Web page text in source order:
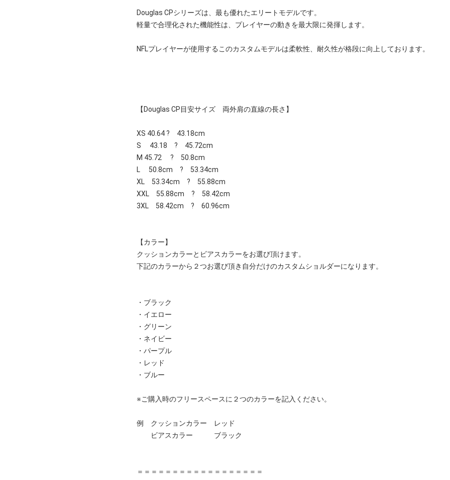
Douglas CPシリーズは、最も優れたエリートモデルです。
軽量で合理化された機能性は、プレイヤーの動きを最大限に発揮します。
NFLプレイヤーが使用するこのカスタムモデルは柔軟性、耐久性が格段に向上しております。
【Douglas CP目安サイズ 両外肩の直線の長さ】
XS 40.64 ? 43.18cm
S 43.18 ? 45.72cm
M 45.72 ? 50.8cm
L 50.8cm ? 53.34cm
XL 53.34cm ? 55.88cm
XXL 55.88cm ? 58.42cm
3XL 58.42cm ? 60.96cm
【カラー】
クッションカラーとビアスカラーをお選び頂けます。
下記のカラーから２つお選び頂き自分だけのカスタムショルダーになります。
・ブラック
・イエロー
・グリーン
・ネイビー
・パープル
・レッド
・ブルー
※ご購入時のフリースペースに２つのカラーを記入ください。
例 クッションカラー レッド
ビアスカラー ブラック
＝＝＝＝＝＝＝＝＝＝＝＝＝＝＝＝＝＝